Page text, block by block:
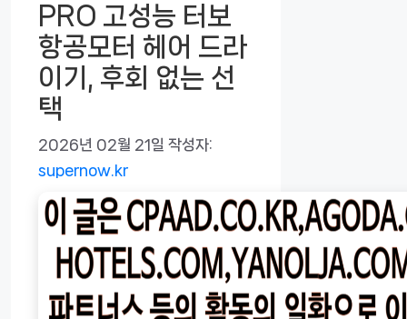
PRO 고성능 터보
항공모터 헤어 드라
이기, 후회 없는 선
택
2026년 02월 21일 작성자:
supernow.kr